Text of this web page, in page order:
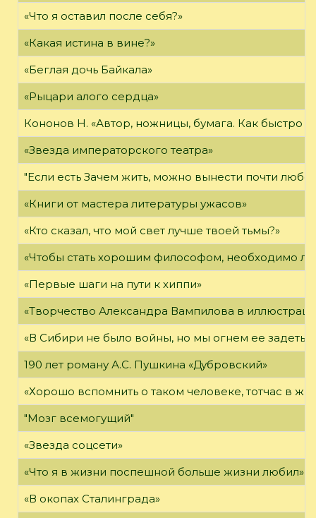
«Что я оставил после себя?»
«Какая истина в вине?»
«Беглая дочь Байкала»
«Рыцари алого сердца»
Кононов Н. «Автор, ножницы, бумага. Как быстро
«Звезда императорского театра»
"Если есть Зачем жить, можно вынести почти
«Книги от мастера литературы ужасов»
«Кто сказал, что мой свет лучше твоей тьмы?»
«Чтобы стать хорошим философом, необходимо
«Первые шаги на пути к хиппи»
«Творчество Александра Вампилова в
«В Сибири не было войны, но мы огнем ее задеты»
190 лет роману А.С. Пушкина «Дубровский»
«Хорошо вспомнить о таком человеке, тотчас в
"Мозг всемогущий"
«Звезда соцсети»
«Что я в жизни поспешной больше жизни любил»
«В окопах Сталинграда»